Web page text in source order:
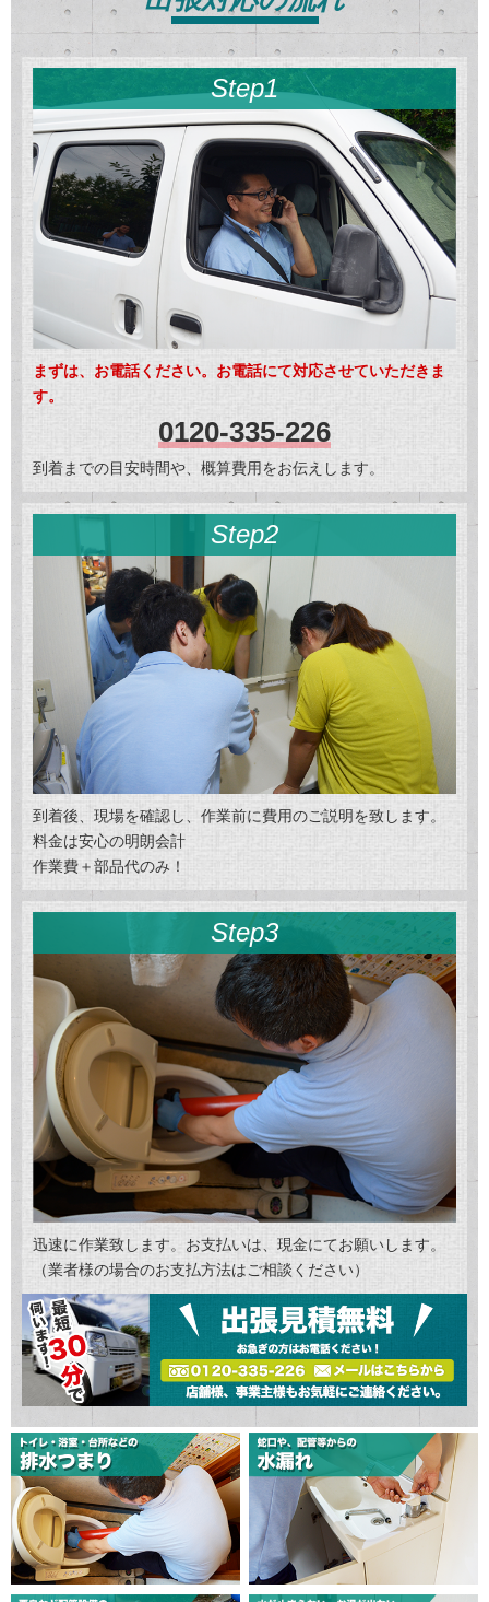
Step1
まずは、お電話ください。お電話にて対応させていただきま
す。
0120-335-226
到着までの目安時間や、概算費用をお伝えします。
Step2
到着後、現場を確認し、作業前に費用のご説明を致します。
料金は安心の明朗会計
作業費＋部品代のみ！
Step3
迅速に作業致します。お支払いは、現金にてお願いします。
（業者様の場合のお支払方法はご相談ください）